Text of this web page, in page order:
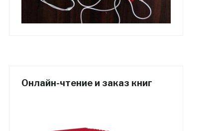
Онлайн-чтение и заказ книг